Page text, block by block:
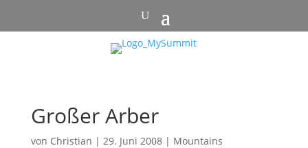
Großer Arber
von Christian | 29. Juni 2008| Mountains